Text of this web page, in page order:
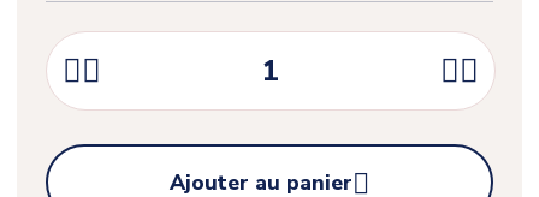
 

Ajouter au panier